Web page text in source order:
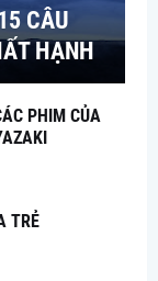
CÂU
HẠNH
PHIM CỦA
TRẺ